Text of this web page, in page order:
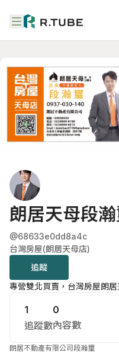
朗居天母段
@68633e0dd8a4c
台灣房屋(朗居天母店)
追蹤
專營雙北買賣，台灣房屋朗
1
追蹤數
0
內容數
朗居不動產有限公司段瀚璽